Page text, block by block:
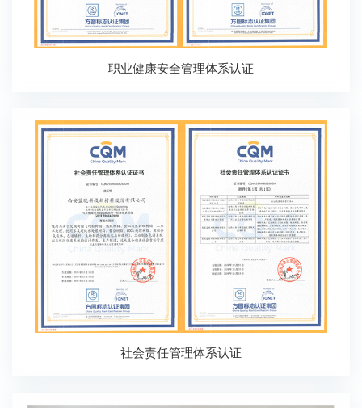
职业健康安全管理体系认证
社会责任管理体系认证